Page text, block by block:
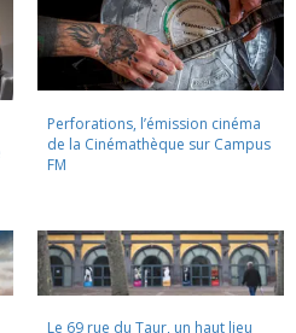
Perforations, l’émission cinéma
de la Cinémathèque sur Campus
FM
Le 69 rue du Taur, un haut lieu